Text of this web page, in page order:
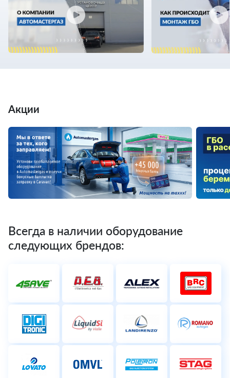
Акции
Всегда в наличии оборудование
следующих брендов: